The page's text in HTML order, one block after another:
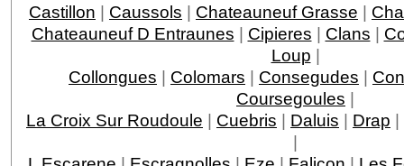
Castillon | Caussols | Chateauneuf Grasse |
Chateauneuf D Entraunes | Cipieres | Clans |
Loup |
Collongues | Colomars | Consegudes |
Coursegoules |
La Croix Sur Roudoule | Cuebris | Daluis | Drap |
|